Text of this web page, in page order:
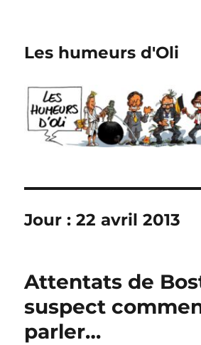
Les humeurs d'Oli
Jour :22 avril 2013
Attentats de
suspect
parler…